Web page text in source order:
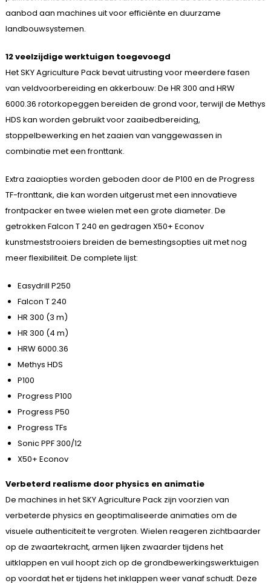
aanbod aan machines uit voor efficiënte en duurzame
landbouwsystemen.
12 veelzijdige werktuigen toegevoegd
Het SKY Agriculture Pack bevat uitrusting voor meerdere fasen
van veldvoorbereiding en akkerbouw: De HR 300 and HRW
6000.36 rotorkopeggen bereiden de grond voor, terwijl de Methys
HDS kan worden gebruikt voor zaaibedbereiding,
stoppelbewerking en het zaaien van vanggewassen in
combinatie met een fronttank.
Extra zaaiopties worden geboden door de P100 en de Progress
TF-fronttank, die kan worden uitgerust met een innovatieve
frontpacker en twee wielen met een grote diameter. De
getrokken Falcon T 240 en gedragen X50+ Econov
kunstmeststrooiers breiden de bemestingsopties uit met nog
meer flexibiliteit. De complete lijst:
Easydrill P250
Falcon T 240
HR 300 (3 m)
HR 300 (4 m)
HRW 6000.36
Methys HDS
P100
Progress P100
Progress P50
Progress TFs
Sonic PPF 300/12
X50+ Econov
Verbeterd realisme door physics en animatie
De machines in het SKY Agriculture Pack zijn voorzien van
verbeterde physics en geoptimaliseerde animaties om de
visuele authenticiteit te vergroten. Wielen reageren zichtbaarder
op de zwaartekracht, armen lijken zwaarder tijdens het
uitklappen en vuil hoopt zich op de grondbewerkingswerktuigen
op voordat het er tijdens het inklappen weer vanaf schudt. Deze